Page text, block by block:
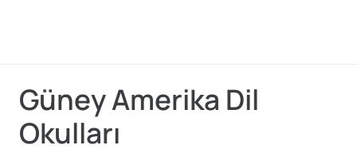
Güney Amerika Dil
Okulları